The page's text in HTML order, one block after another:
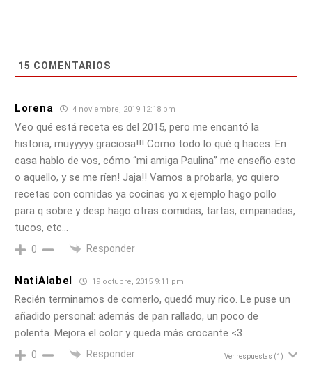
15 COMENTARIOS
Lorena 4 noviembre, 2019 12:18 pm
Veo qué está receta es del 2015, pero me encantó la
historia, muyyyyy graciosa!!! Como todo lo qué q haces. En
casa hablo de vos, cómo “mi amiga Paulina” me enseño esto
o aquello, y se me ríen! Jaja!! Vamos a probarla, yo quiero
recetas con comidas ya cocinas yo x ejemplo hago pollo
para q sobre y desp hago otras comidas, tartas, empanadas,
tucos, etc…
0 Responder
NatiAlabel 19 octubre, 2015 9:11 pm
Recién terminamos de comerlo, quedó muy rico. Le puse un
añadido personal: además de pan rallado, un poco de
polenta. Mejora el color y queda más crocante <3
0 Responder Ver respuestas (1)